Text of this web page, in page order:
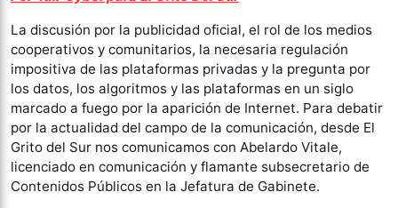
La discusión por la publicidad oficial, el rol de los medios
cooperativos y comunitarios, la necesaria regulación
impositiva de las plataformas privadas y la pregunta por
los datos, los algoritmos y las plataformas en un siglo
marcado a fuego por la aparición de Internet. Para debatir
por la actualidad del campo de la comunicación, desde El
Grito del Sur nos comunicamos con Abelardo Vitale,
licenciado en comunicación y flamante subsecretario de
Contenidos Públicos en la Jefatura de Gabinete.